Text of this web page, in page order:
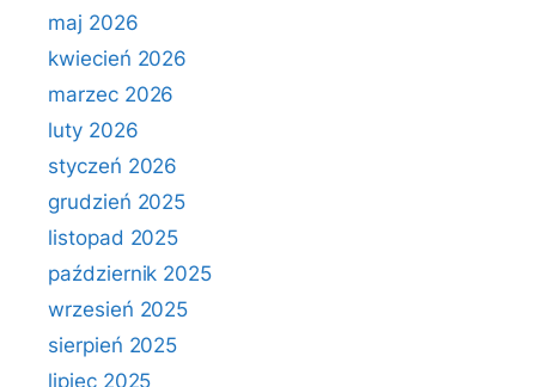
maj 2026
kwiecień 2026
marzec 2026
luty 2026
styczeń 2026
grudzień 2025
listopad 2025
październik 2025
wrzesień 2025
sierpień 2025
lipiec 2025